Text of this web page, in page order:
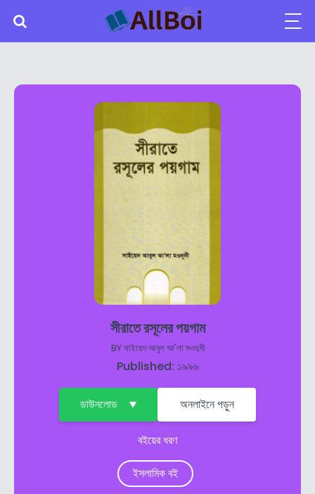
সীরাতে রসূলের পয়গাম
BYসাইয়েদ আবুল আ'লা মওদুদী
Published: ১৯৯৬
ডাউনলোড অনলাইনে পড়ুন
বইয়ের ধরণ
ইসলামিক বই